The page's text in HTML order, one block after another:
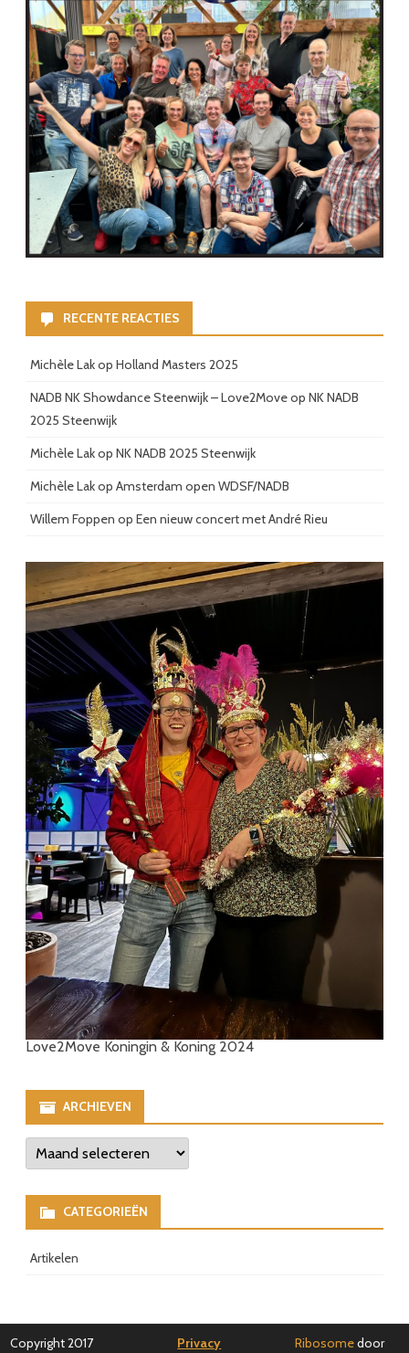
RECENTE REACTIES
Michèle Lakop Holland Masters 2025
NADB NK Showdance Steenwijk – Love2Moveop NK NADB
2025 Steenwijk
Michèle Lakop NK NADB 2025 Steenwijk
Michèle Lakop Amsterdam open WDSF/NADB
Willem Foppen op Een nieuw concert met André Rieu
Love2Move Koningin & Koning 2024
ARCHIEVEN
Archieven
CATEGORIEËN
Artikelen
Copyright 2017 Privacy Ribosomedoor